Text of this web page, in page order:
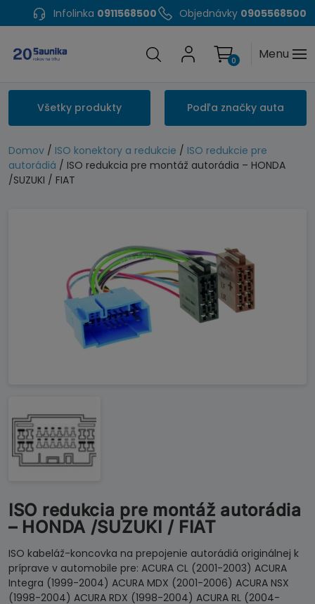
Infolinka 0911568500 Objednávky 0905568500
Menu
0
Všetky produkty Podľa značky auta
Domov / ISO konektory a redukcie / ISO redukcie pre
autorádiá / ISO redukcia pre montáž autorádia – HONDA
/SUZUKI / FIAT
ISO redukcia pre montáž autorádia
– HONDA /SUZUKI / FIAT
ISO kabeláž-koncovka na prepojenie autorádiá originálnej k
príprave v automobile pre: ACURA CL (2001-2003) ACURA
Integra (1999-2004) ACURA MDX (2001-2006) ACURA NSX
(1998-2004) ACURA RDX (1998-2004) ACURA RL (2004-